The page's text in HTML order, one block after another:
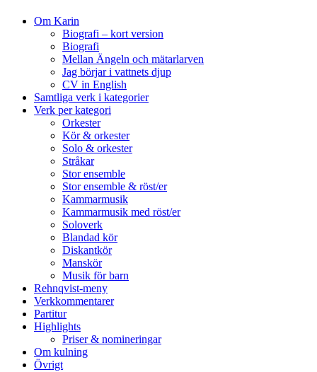
Om Karin
Biografi – kort version
Biografi
Mellan Ängeln och mätarlarven
Jag börjar i vattnets djup
CV in English
Samtliga verk i kategorier
Verk per kategori
Orkester
Kör & orkester
Solo & orkester
Stråkar
Stor ensemble
Stor ensemble & röst/er
Kammarmusik
Kammarmusik med röst/er
Soloverk
Blandad kör
Diskantkör
Manskör
Musik för barn
Rehnqvist-meny
Verkkommentarer
Partitur
Highlights
Priser & nomineringar
Om kulning
Övrigt